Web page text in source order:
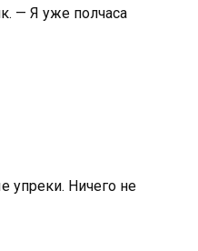
— Я уже полчаса
упреки. Ничего не